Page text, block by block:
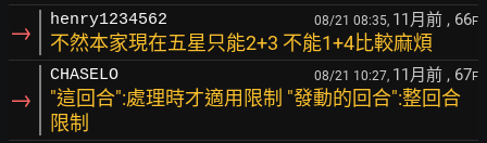
→ henry1234562 08/21 08:35, 11月前 , 66F
不然本家現在五星只能2+3 不能1+4比較麻煩
→
CHASELO 08/21 10:27, 11月前 , 67F
"這回合":處理時才適用限制 "發動的回合":整回合
限制